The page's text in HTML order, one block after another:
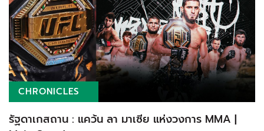
CHRONICLES
รัฐดาเกสถาน : แคว้น ลา มาเซีย แห่งวงการ MMA |